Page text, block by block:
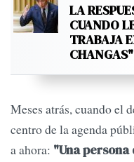
LA
CUANDO
TRABAJA
CHANGAS"
Meses atrás, cuando el
centro de la agenda
a ahora: "Una